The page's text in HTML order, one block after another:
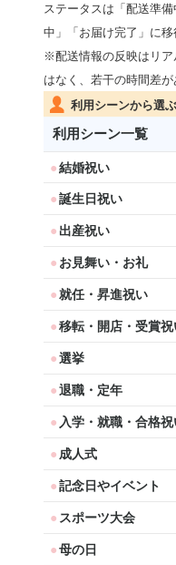
ステータスは「配送準
中」「お届け完了」に移
※配送情報の反映はリア
はなく、若干の時間差が
利用シーンから選ぶ
利用シーン一覧
結婚祝い
誕生日祝い
出産祝い
お見舞い・お礼
就任・昇進祝い
移転・開店・受賞祝
選挙
退職・定年
入学・就職・合格
成人式
記念日やイベント
スポーツ大会
母の日